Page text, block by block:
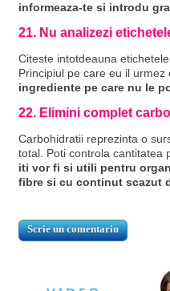
informeaza-te si introdu
21. Nu analizezi
Citeste intotdeauna
Principiul pe care eu il urmez
ingrediente pe care nu le
22. Elimini complet
Carbohidratii reprezinta o
total. Poti controla cantitatea
iti vor fi si utili pentru
fibre si cu continut scazut